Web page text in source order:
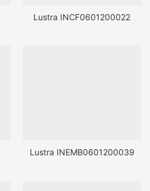
Lustra INCF0601200022
Lustra INEMB0601200039